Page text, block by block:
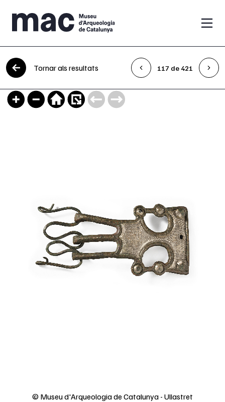
Vés al contingut
Tornar als resultats 117 de 421
© Museu d'Arqueologia de Catalunya - Ullastret